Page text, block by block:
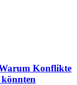
Konflikte